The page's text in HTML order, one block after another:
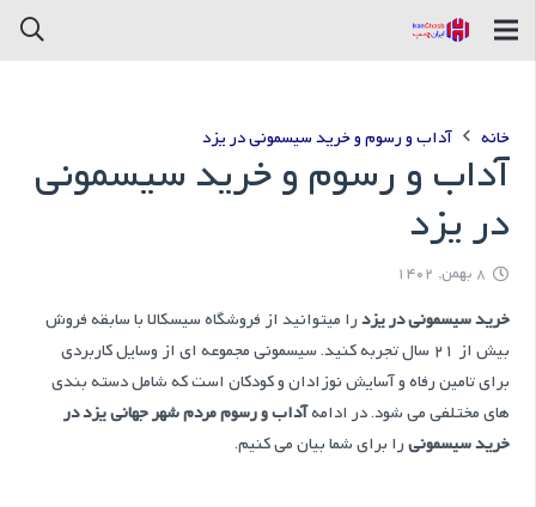
خانه آداب و رسوم و خرید سیسمونی در یزد
آداب و رسوم و خرید سیسمونی
در یزد
8 بهمن, 1402
خرید سیسمونی در یزدرا میتوانید از فروشگاه سیسکالا با سابقه فروش
بیش از 21 سال تجربه کنید. سیسمونی مجموعه ای از وسایل کاربردی
برای تامین رفاه و آسایش نوزادان و کودکان است که شامل دسته بندی
های مختلفی می شود. در ادامهآداب و رسوم مردم شهر جهانی یزد در
خرید سیسمونیرا برای شما بیان می کنیم.